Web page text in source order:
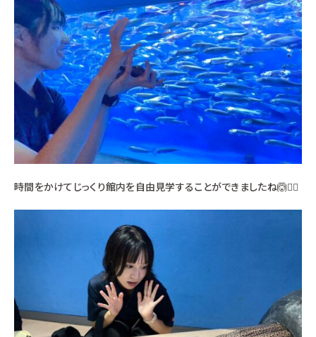
時間をかけてじっくり館内を自由見学することができましたね🙆🙆‍♂️